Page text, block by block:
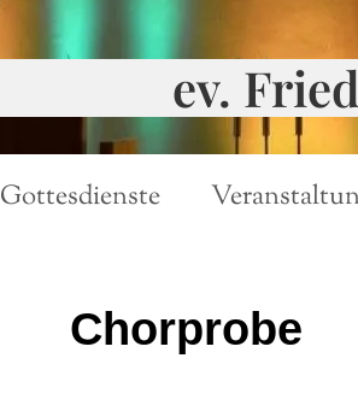
ev.
Gottesdienste
Chorprobe